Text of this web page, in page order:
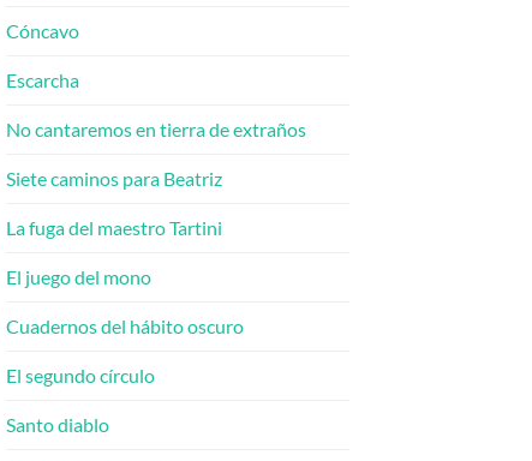
Cóncavo
Escarcha
No cantaremos en tierra de extraños
Siete caminos para Beatriz
La fuga del maestro Tartini
El juego del mono
Cuadernos del hábito oscuro
El segundo círculo
Santo diablo